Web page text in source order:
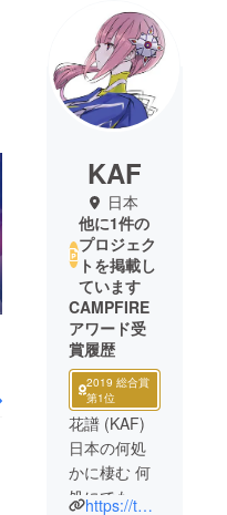
KAF
日本
他に1件の
プロジェク
トを掲載し
ています
CAMPFIRE
アワード受
賞履歴
2019 総合賞
第1位
花譜 (KAF)
日本の何処
かに棲む 何
処にでもいhttps://twitter.com/virtual_kaf